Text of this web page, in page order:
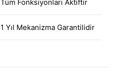
Tüm Fonksiyonları Aktiftir
1 Yıl Mekanizma Garantilidir